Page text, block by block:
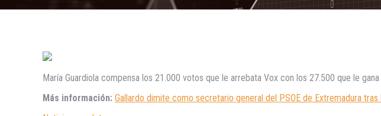
María Guardiola compensa los 21.000 votos que le arrebata Vox con los 27.500 que le gana
Más información: Gallardo dimite como secretario general del PSOE de Extremadura